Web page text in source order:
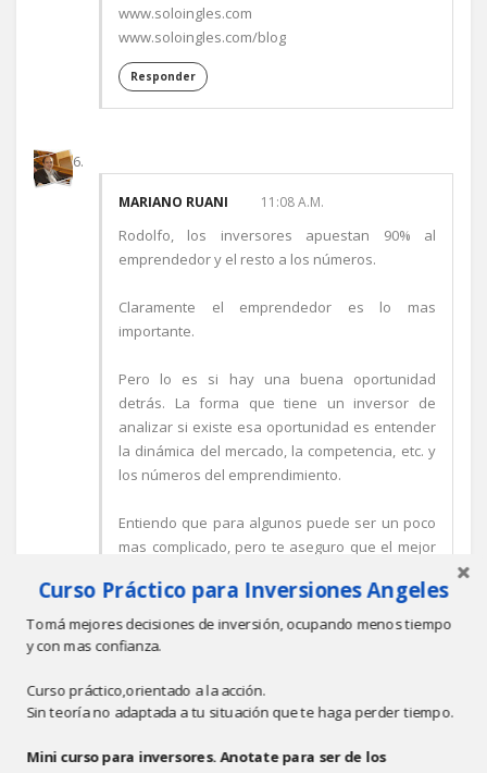
www.soloingles.com
www.soloingles.com/blog
Responder
MARIANO RUANI 11:08 A.M.
Rodolfo, los inversores apuestan 90% al
emprendedor y el resto a los números.
Claramente el emprendedor es lo mas
importante.
Pero lo es si hay una buena oportunidad
detrás. La forma que tiene un inversor de
analizar si existe esa oportunidad es entender
la dinámica del mercado, la competencia, etc. y
los números del emprendimiento.
Entiendo que para algunos puede ser un poco
mas complicado, pero te aseguro que el mejor
negocio, de asesorarte, de buscar un socio con
fortalezas en esos aspectos, es antes de
empezar.
Una vez que el negocio está en marcha
entender todo esto será mucho mas costoso.
Dicho esto, concuerdo contigo que el Plan de
Curso Práctico para Inversiones Angeles
Tomá mejores decisiones de inversión, ocupando menos tiempo
y con mas confianza.
Curso práctico,orientado a la acción.
Sin teoría no adaptada a tu situación que te haga perder tiempo.
Mini curso para inversores. Anotate para ser de los